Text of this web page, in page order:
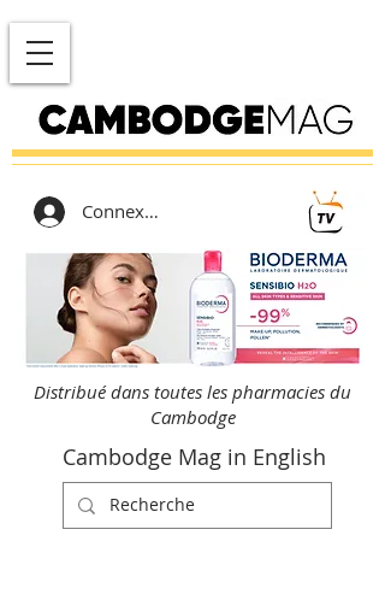
Connexion
Distribué dans toutes les pharmacies du
Cambodge
Cambodge Mag in English